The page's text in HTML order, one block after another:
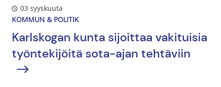
03 syyskuuta
KOMMUN & POLITIK
Karlskogan kunta sijoittaa vakituisia
työntekijöitä sota-ajan tehtäviin